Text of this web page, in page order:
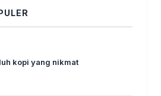
kopi yang nikmat